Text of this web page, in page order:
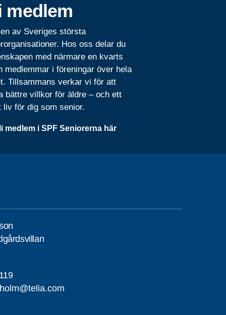
medlem
av Sveriges största
Hos oss delar du
med närmare en kvarts
medlemmar i föreningar över hela
Tillsammans verkar vi för att
bättre villkor för äldre – och ett
liv för dig som senior.
medlem i SPF Seniorerna här